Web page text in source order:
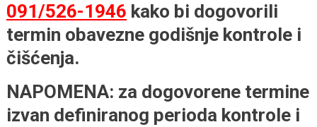
091/526-1946 kako bi dogovorili
termin obavezne godišnje kontrole i
čišćenja.
NAPOMENA: za dogovorene termine
izvan definiranog perioda kontrole i